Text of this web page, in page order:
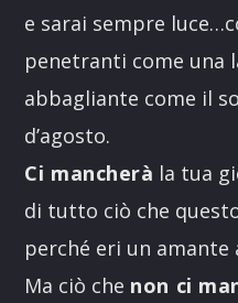
e sarai sempre
penetranti come una
abbagliante come il
d’agosto.
Ci mancherà la tua
di tutto ciò che
perché eri un
Ma ciò che non ci